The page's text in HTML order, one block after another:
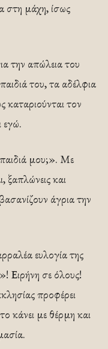
στη μάχη, ίσως
την απώλεια του
του, τα αδέλφια
καταριούνται τον
εγώ.
παιδιά μου;». Με
ξαπλώνεις και
άγρια την
ευλογία της
Ειρήνη σε όλους!
προφέρει
κάνει με θέρμη και